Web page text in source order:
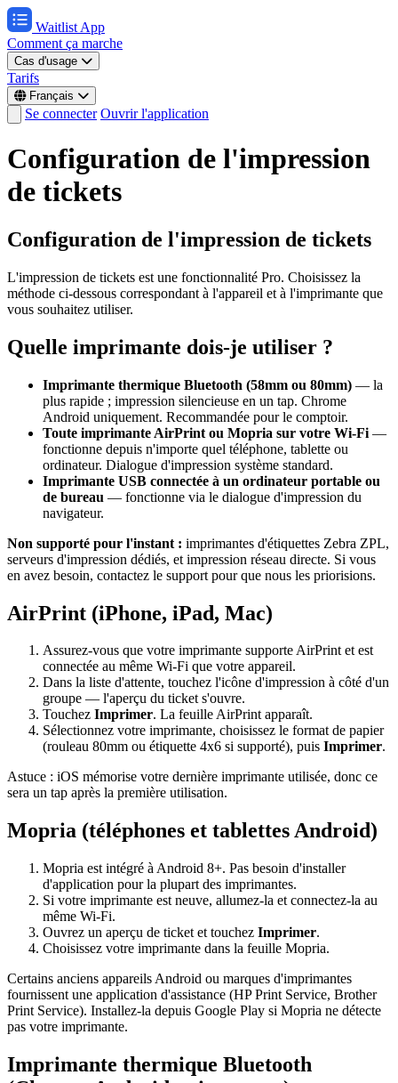
Waitlist App
Comment ça marche
Cas d'usage
Tarifs
Français
Se connecter Ouvrir l'application
Configuration de l'impression
de tickets
Configuration de l'impression de tickets
L'impression de tickets est une fonctionnalité Pro. Choisissez la
méthode ci-dessous correspondant à l'appareil et à l'imprimante que
vous souhaitez utiliser.
Quelle imprimante dois-je utiliser ?
Imprimante thermique Bluetooth (58mm ou 80mm) — la
plus rapide ; impression silencieuse en un tap. Chrome
Android uniquement. Recommandée pour le comptoir.
Toute imprimante AirPrint ou Mopria sur votre Wi-Fi —
fonctionne depuis n'importe quel téléphone, tablette ou
ordinateur. Dialogue d'impression système standard.
Imprimante USB connectée à un ordinateur portable ou
de bureau — fonctionne via le dialogue d'impression du
navigateur.
Non supporté pour l'instant : imprimantes d'étiquettes Zebra ZPL,
serveurs d'impression dédiés, et impression réseau directe. Si vous
en avez besoin, contactez le support pour que nous les priorisions.
AirPrint (iPhone, iPad, Mac)
Assurez-vous que votre imprimante supporte AirPrint et est
connectée au même Wi-Fi que votre appareil.
Dans la liste d'attente, touchez l'icône d'impression à côté d'un
groupe — l'aperçu du ticket s'ouvre.
Touchez Imprimer. La feuille AirPrint apparaît.
Sélectionnez votre imprimante, choisissez le format de papier
(rouleau 80mm ou étiquette 4x6 si supporté), puis Imprimer.
Astuce : iOS mémorise votre dernière imprimante utilisée, donc ce
sera un tap après la première utilisation.
Mopria (téléphones et tablettes Android)
Mopria est intégré à Android 8+. Pas besoin d'installer
d'application pour la plupart des imprimantes.
Si votre imprimante est neuve, allumez-la et connectez-la au
même Wi-Fi.
Ouvrez un aperçu de ticket et touchez Imprimer.
Choisissez votre imprimante dans la feuille Mopria.
Certains anciens appareils Android ou marques d'imprimantes
fournissent une application d'assistance (HP Print Service, Brother
Print Service). Installez-la depuis Google Play si Mopria ne détecte
pas votre imprimante.
Imprimante thermique Bluetooth